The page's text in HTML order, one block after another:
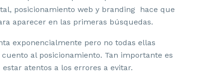
posicionamiento web y branding hace que
aparecer en las primeras búsquedas.
exponencialmente pero no todas ellas
al posicionamiento. Tan importante es
atentos a los errores a evitar.